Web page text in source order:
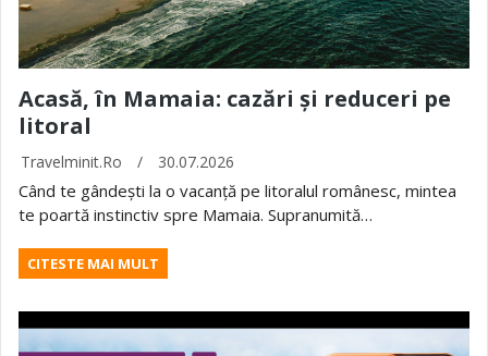
Acasă, în Mamaia: cazări și reduceri pe
litoral
Travelminit.ro / 30.07.2026
Când te gândești la o vacanță pe litoralul românesc, mintea
te poartă instinctiv spre Mamaia. Supranumită…
CITESTE MAI MULT